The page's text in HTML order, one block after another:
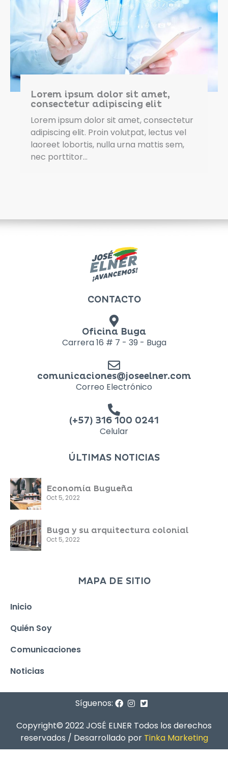
Lorem ipsum dolor sit amet,
consectetur adipiscing elit
Lorem ipsum dolor sit amet, consectetur
adipiscing elit. Proin volutpat, lectus vel
laoreet lobortis, nulla urna mattis sem,
nec porttitor…
CONTACTO
Oficina Buga
Carrera 16 # 7 - 39 - Buga
comunicaciones@joseelner.com
Correo Electrónico
(+57) 316 100 0241
Celular
ÚLTIMAS NOTICIAS
Economía Bugueña
Oct 5, 2022
Buga y su arquitectura colonial
Oct 5, 2022
MAPA DE SITIO
Inicio
Quién Soy
Comunicaciones
Noticias
Copyright© 2022 JOSÉ ELNER Todos los derechos
reservados / Desarrollado por Tinka Marketing
Síguenos: